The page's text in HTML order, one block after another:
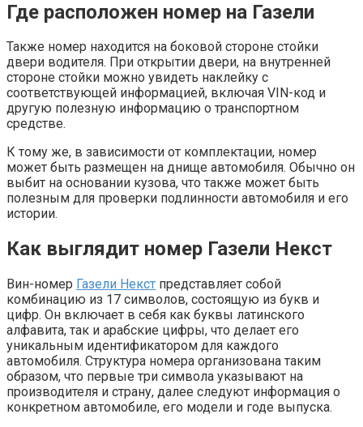
Где расположен номер на Газели
Также номер находится на боковой стороне стойки
двери водителя. При открытии двери, на внутренней
стороне стойки можно увидеть наклейку с
соответствующей информацией, включая VIN-код и
другую полезную информацию о транспортном
средстве.
К тому же, в зависимости от комплектации, номер
может быть размещен на днище автомобиля. Обычно он
выбит на основании кузова, что также может быть
полезным для проверки подлинности автомобиля и его
истории.
Как выглядит номер Газели Некст
Вин-номер Газели Некст представляет собой
комбинацию из 17 символов, состоящую из букв и
цифр. Он включает в себя как буквы латинского
алфавита, так и арабские цифры, что делает его
уникальным идентификатором для каждого
автомобиля. Структура номера организована таким
образом, что первые три символа указывают на
производителя и страну, далее следуют информация о
конкретном автомобиле, его модели и годе выпуска.